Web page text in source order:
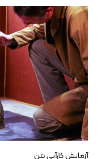
آزمایش کارآیی بتن